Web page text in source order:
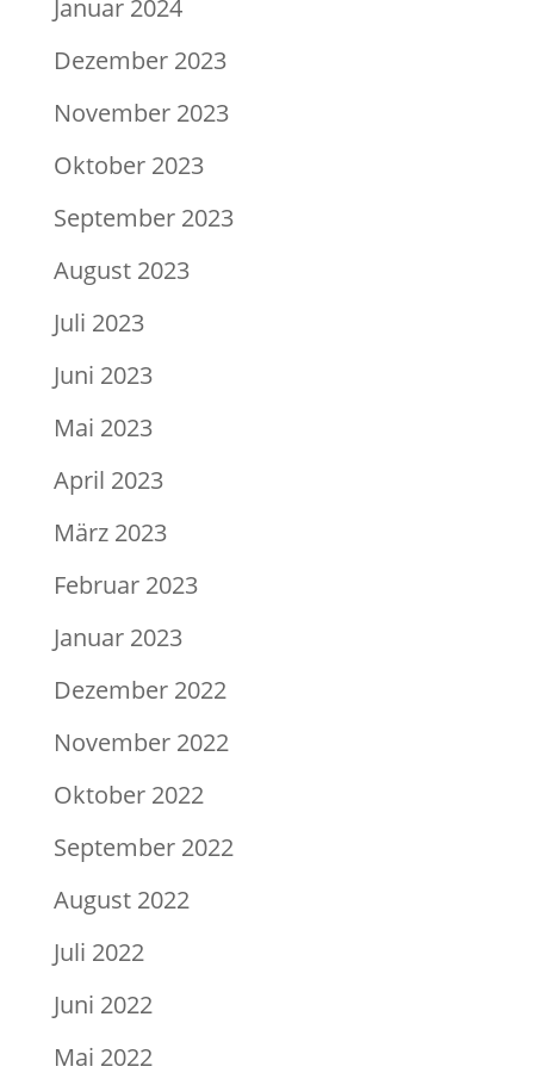
Januar 2024
Dezember 2023
November 2023
Oktober 2023
September 2023
August 2023
Juli 2023
Juni 2023
Mai 2023
April 2023
März 2023
Februar 2023
Januar 2023
Dezember 2022
November 2022
Oktober 2022
September 2022
August 2022
Juli 2022
Juni 2022
Mai 2022